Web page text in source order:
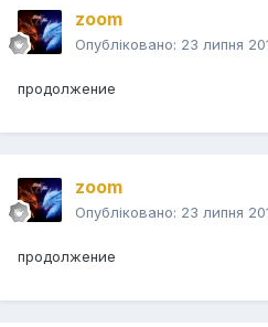
zoom
Опубліковано: 23 липня
продолжение
zoom
Опубліковано: 23 липня
продолжение